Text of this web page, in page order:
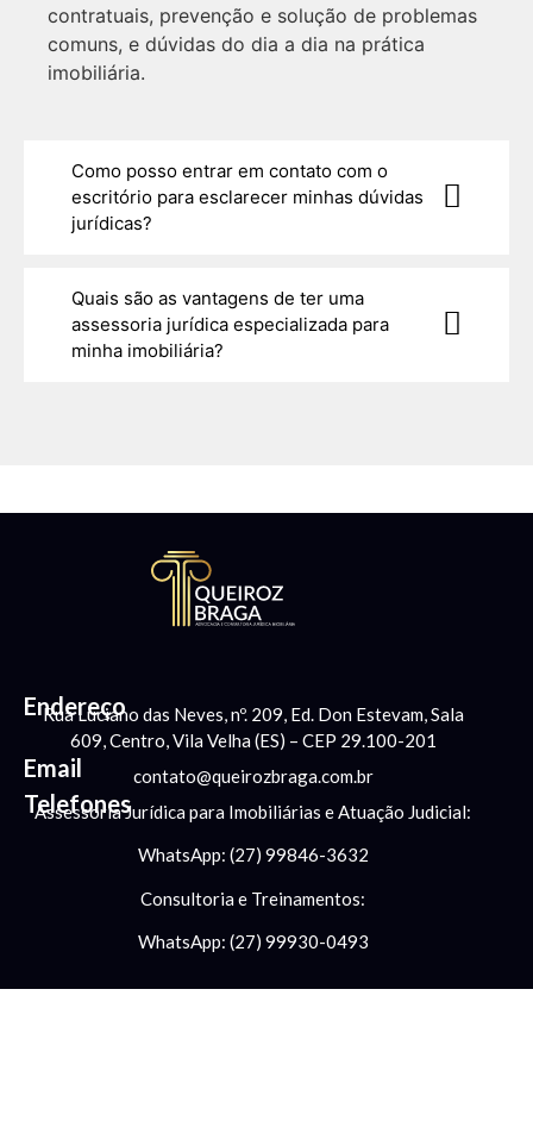
contratuais, prevenção e solução de problemas
comuns, e dúvidas do dia a dia na prática
imobiliária.
Como posso entrar em contato com o
escritório para esclarecer minhas dúvidas
jurídicas?
Quais são as vantagens de ter uma
assessoria jurídica especializada para
minha imobiliária?
Endereço
Rua Luciano das Neves, nº. 209, Ed. Don Estevam, Sala
609, Centro, Vila Velha (ES) – CEP 29.100-201
Email contato@queirozbraga.com.br
Telefones
Assessoria Jurídica para Imobiliárias e Atuação Judicial:
WhatsApp: (27) 99846-3632
Consultoria e Treinamentos:
WhatsApp: (27) 99930-0493